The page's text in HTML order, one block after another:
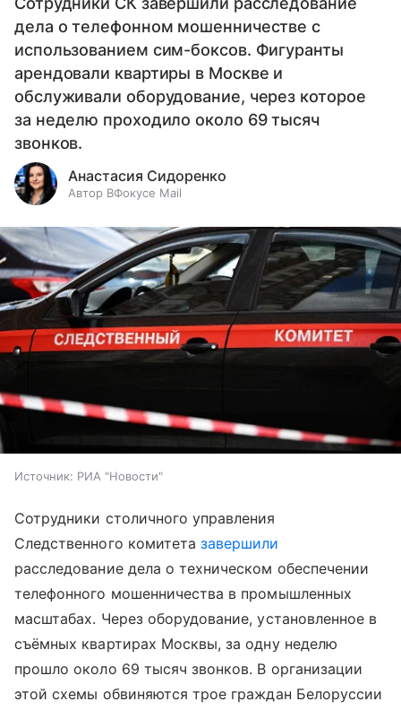
дела о телефонном мошенничестве с
использованием сим-боксов. Фигуранты
арендовали квартиры в Москве и
обслуживали оборудование, через которое
за неделю проходило около 69 тысяч
звонков.
Анастасия Сидоренко
Автор ВФокусе Mail
Источник: РИА "Новости"
Сотрудники столичного управления
Следственного комитетазавершили
расследование дела о техническом обеспечении
телефонного мошенничества в промышленных
масштабах. Через оборудование, установленное в
съёмных квартирах Москвы, за одну неделю
прошло около 69 тысяч звонков. В организации
этой схемы обвиняются трое граждан Белоруссии